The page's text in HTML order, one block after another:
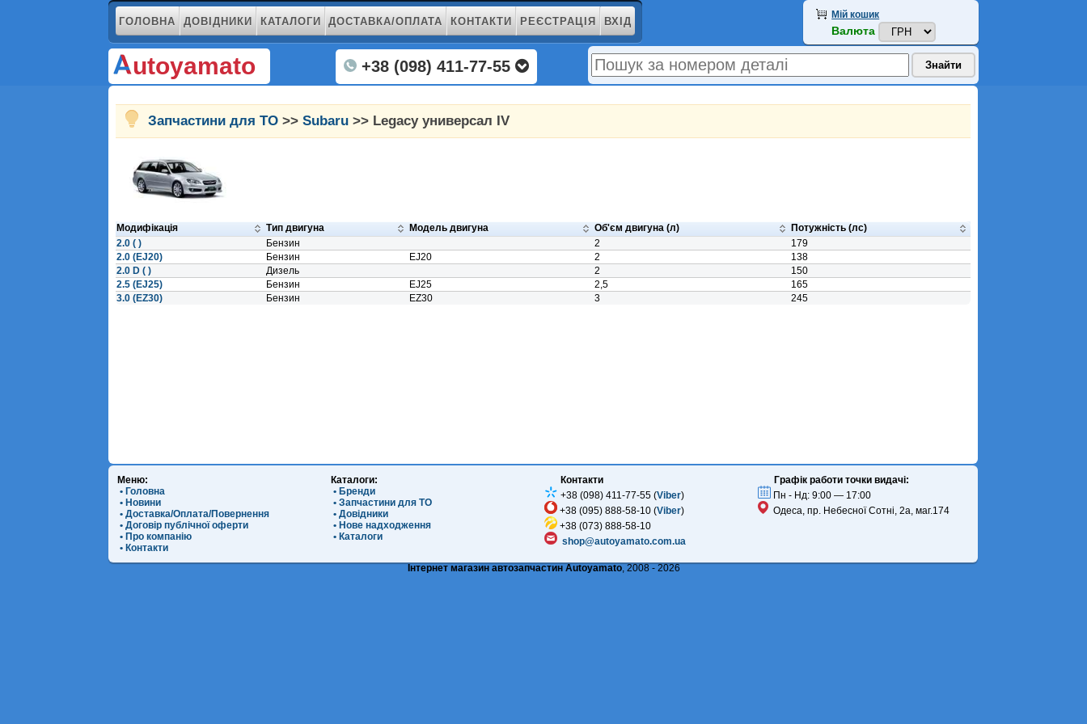
ГОЛОВНА ДОВІДНИКИ КАТАЛОГИ ДОСТАВКА/ОПЛАТА КОНТАКТИ РЕЄСТРАЦІЯ ВХІД
utoyamato +38 (098) 411-77-55
Мій кошик
Валюта
Запчастини для ТО >>Subaru >> Legacy универсал IV
Модифікація Тип двигуна Модель двигуна Об'єм двигуна (л)
Потужність (лс)
2.0 ( )
Бензин 2
179
2.0 (EJ20)
Бензин EJ20 2
138
2.0 D ( )
Дизель 2
150
2.5 (EJ25)
Бензин EJ25 2,5
165
3.0 (EZ30)
Бензин EZ30 3 245
Меню:
• Головна
• Новини
• Доставка/Оплата/Повернення
• Договір публічної оферти
• Про компанію
• Контакти
Каталоги:
• Бренди
• Запчастини для ТО
• Довідники
• Нове надходження
• Каталоги
Контакти
+38 (098) 411-77-55 (Viber)
+38 (095) 888-58-10 (Viber)
+38 (073) 888-58-10
shop@autoyamato.com.ua
Графік работи точки видачі:
Пн - Нд: 9:00 — 17:00
Одеса, пр. Небесної Сотні, 2а, маг.174
Інтернет магазин автозапчастин Autoyamato, 2008 - 2026